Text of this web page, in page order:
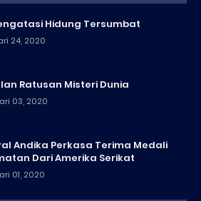
Hidung Tersumbat
24, 2020
Ratusan Misteri Dunia
03, 2020
Andika Perkasa Terima Medali
Dari Amerika Serikat
01, 2020